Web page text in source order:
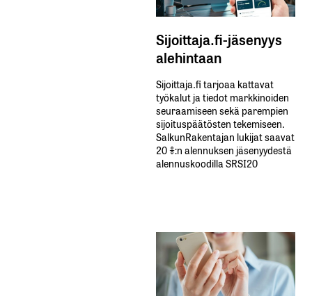
Sijoittaja.fi-jäsenyys
alehintaan
Sijoittaja.fi tarjoaa kattavat
työkalut ja tiedot markkinoiden
seuraamiseen sekä parempien
sijoituspäätösten tekemiseen.
SalkunRakentajan lukijat saavat
20 %:n alennuksen jäsenyydestä
alennuskoodilla SRSI20